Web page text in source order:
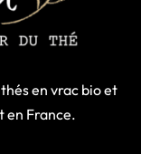
en vrac bio et
en France.